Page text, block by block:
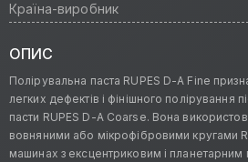
Країна-виробник
ОПИС
Полірувальна паста RUPES D-A Fine
легких дефектів і фінішного полірування
пасти RUPES D-A Coarse. Вона
вовняними або мікрофібровими кругами
машинах з ексцентриковим і